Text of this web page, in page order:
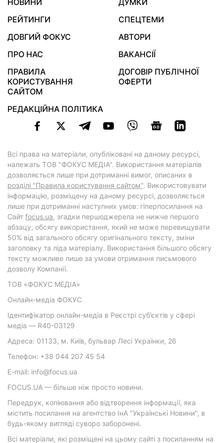
НОВИНИ
ДУМКИ
РЕЙТИНГИ
СПЕЦТЕМИ
ДОВГИЙ ФОКУС
АВТОРИ
ПРО НАС
ВАКАНСІЇ
ПРАВИЛА
КОРИСТУВАННЯ
САЙТОМ
ДОГОВІР ПУБЛІЧНОЇ
ОФЕРТИ
РЕДАКЦІЙНА ПОЛІТИКА
Всі права на матеріали, опубліковані на даному ресурсі,
належать ТОВ "ФОКУС МЕДІА". Використання матеріалів
дозволяється лише при дотриманні вимог, описаних в
розділі "Правила користування сайтом". Використовувати
інформацію, розміщену на даному ресурсі, дозволяється
лише при дотриманні наступних умов: гіперпосилання на
Cайт focus.ua, згадки першоджерела не нижче першого
абзацу, обсягу використання, який не може перевищувати
50% від загального обсягу оригінального тексту, зміни
заголовку та ліда матеріалу. Використання більшого обсягу
тексту можливе лише за умови отримання письмового
дозволу Компанії.
ТОВ «ФОКУС МЕДІА»
Онлайн-медіа ФОКУС
Ідентифікатор онлайн-медіа в Реєстрі суб’єктів у сфері
медіа — R40-03129
Адреса: 01133, м. Київ, бульвар Лесі Українки, 26
Телефон: +38 044 207 45 54
E-mail: info@focus.ua
FOCUS.UA — більше ніж просто новини.
Передрук, копіювання або відтворення інформації, яка
містить посилання на агентство ІнА "Українські Новини", в
будь-якому вигляді суворо заборонені.
Всі матеріали, які розміщені на цьому сайті з посиланням на